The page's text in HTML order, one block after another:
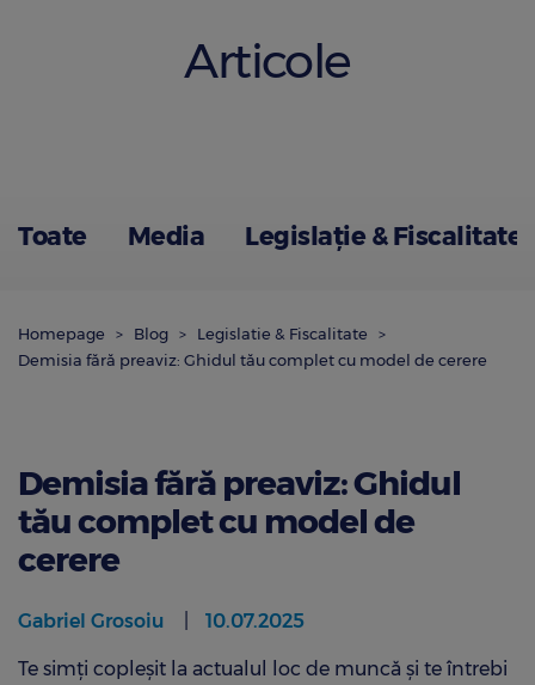
Articole
Toate Media Legislație & Fiscalitate
Homepage Blog
Legislatie & Fiscalitate
Demisia fără preaviz: Ghidul tău complet cu model de cerere
Demisia fără preaviz: Ghidul
tău complet cu model de
cerere
Gabriel Grosoiu 10.07.2025
Te simți copleșit la actualul loc de muncă și te întrebi